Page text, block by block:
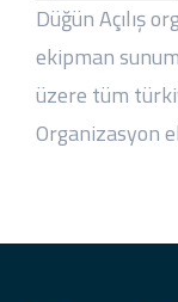
Düğün Açılış
ekipman
üzere tüm
Organizasyon